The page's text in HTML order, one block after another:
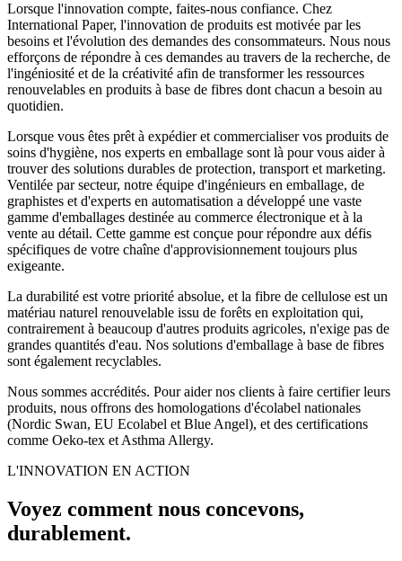
Lorsque l'innovation compte, faites-nous confiance. Chez
International Paper, l'innovation de produits est motivée par les
besoins et l'évolution des demandes des consommateurs. Nous nous
efforçons de répondre à ces demandes au travers de la recherche, de
l'ingéniosité et de la créativité afin de transformer les ressources
renouvelables en produits à base de fibres dont chacun a besoin au
quotidien.
Lorsque vous êtes prêt à expédier et commercialiser vos produits de
soins d'hygiène, nos experts en emballage sont là pour vous aider à
trouver des solutions durables de protection, transport et marketing.
Ventilée par secteur, notre équipe d'ingénieurs en emballage, de
graphistes et d'experts en automatisation a développé une vaste
gamme d'emballages destinée au commerce électronique et à la
vente au détail. Cette gamme est conçue pour répondre aux défis
spécifiques de votre chaîne d'approvisionnement toujours plus
exigeante.
La durabilité est votre priorité absolue, et la fibre de cellulose est un
matériau naturel renouvelable issu de forêts en exploitation qui,
contrairement à beaucoup d'autres produits agricoles, n'exige pas de
grandes quantités d'eau. Nos solutions d'emballage à base de fibres
sont également recyclables.
Nous sommes accrédités. Pour aider nos clients à faire certifier leurs
produits, nous offrons des homologations d'écolabel nationales
(Nordic Swan, EU Ecolabel et Blue Angel), et des certifications
comme Oeko-tex et Asthma Allergy.
L'INNOVATION EN ACTION
Voyez comment nous concevons,
durablement.